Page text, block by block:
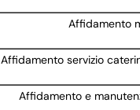
Affidamento
Affidamento servizio
Affidamento e